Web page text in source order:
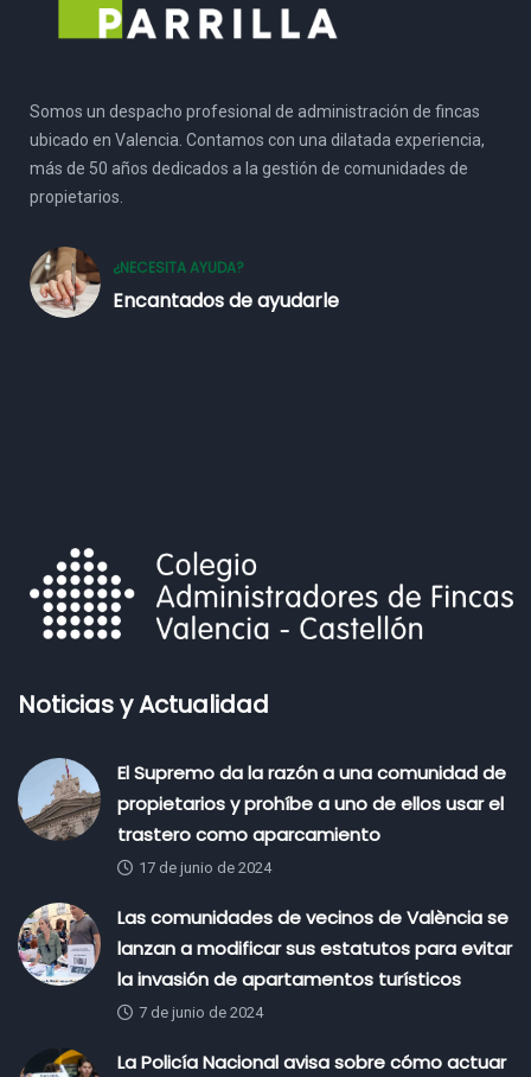
Somos un despacho profesional de administración de fincas
ubicado en Valencia. Contamos con una dilatada experiencia,
más de 50 años dedicados a la gestión de comunidades de
propietarios.
¿NECESITA AYUDA?
Encantados de ayudarle
Noticias y Actualidad
El Supremo da la razón a una comunidad de
propietarios y prohíbe a uno de ellos usar el
trastero como aparcamiento
17 de junio de 2024
Las comunidades de vecinos de València se
lanzan a modificar sus estatutos para evitar
la invasión de apartamentos turísticos
7 de junio de 2024
La Policía Nacional avisa sobre cómo actuar